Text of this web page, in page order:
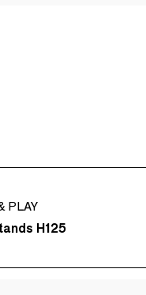
PLAY
H125